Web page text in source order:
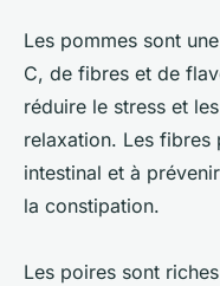
Les pommes sont
C, de fibres et de
réduire le stress et
relaxation. Les fibres
intestinal et à
la constipation.
Les poires sont